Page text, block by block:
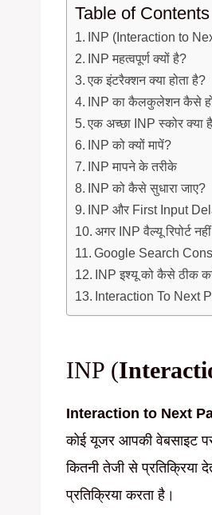
Table of Contents
INP (Interaction to
INP महत्वपूर्ण क्यों है?
एक इंटरैक्शन क्या होता है?
INP का कैलकुलेशन कैसे
एक अच्छा INP स्कोर
INP को क्यों मापें?
INP मापने के तरीके
INP को कैसे सुधारा जाए?
INP और First Input
अगर INP वैल्यू रिपोर्ट
Google Search
INP इश्यू को कैसे ठीक
Interaction To Next
INP (
Interaction to Next
कोई यूजर आपकी वेबसाइट
कितनी तेजी से
प्रतिक्रिया करता है।